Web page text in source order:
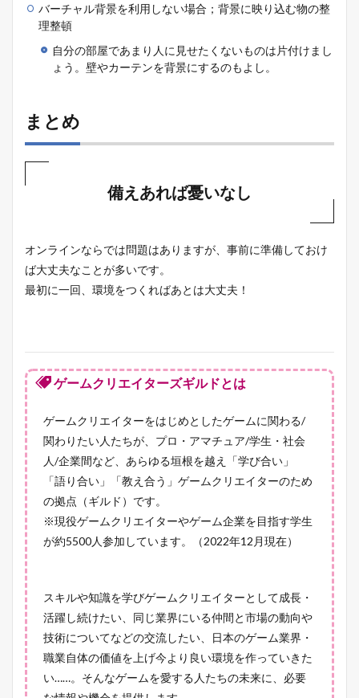
バーチャル背景を利用しない場合；背景に映り込む物の整
理整頓
自分の部屋であまり人に見せたくないものは片付けまし
ょう。壁やカーテンを背景にするのもよし。
まとめ
備えあれば憂いなし
オンラインならでは問題はありますが、事前に準備しておけ
ば大丈夫なことが多いです。
最初に一回、環境をつくればあとは大丈夫！
ゲームクリエイターズギルドとは
ゲームクリエイターをはじめとしたゲームに関わる/
関わりたい人たちが、プロ・アマチュア/学生・社会
人/企業間など、あらゆる垣根を越え「学び合い」
「語り合い」「教え合う」ゲームクリエイターのため
の拠点（ギルド）です。
※現役ゲームクリエイターやゲーム企業を目指す学生
が約5500人参加しています。（2022年12月現在）
スキルや知識を学びゲームクリエイターとして成長・
活躍し続けたい、同じ業界にいる仲間と市場の動向や
技術についてなどの交流したい、日本のゲーム業界・
職業自体の価値を上げ今より良い環境を作っていきた
い……。そんなゲームを愛する人たちの未来に、必要